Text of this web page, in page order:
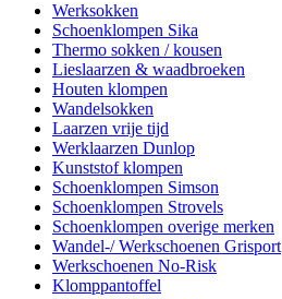
Werksokken
Schoenklompen Sika
Thermo sokken / kousen
Lieslaarzen & waadbroeken
Houten klompen
Wandelsokken
Laarzen vrije tijd
Werklaarzen Dunlop
Kunststof klompen
Schoenklompen Simson
Schoenklompen Strovels
Schoenklompen overige merken
Wandel-/ Werkschoenen Grisport
Werkschoenen No-Risk
Klomppantoffel